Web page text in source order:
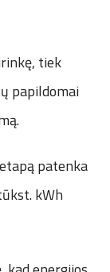
tiek
papildomai
patenka
kWh